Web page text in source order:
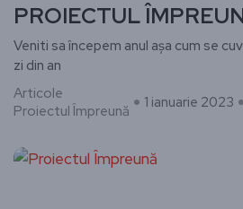
PROIECTUL
Veniti sa începem anul așa cum se
zi din an
Articole
Proiectul Împreună
1 ianuarie 2023